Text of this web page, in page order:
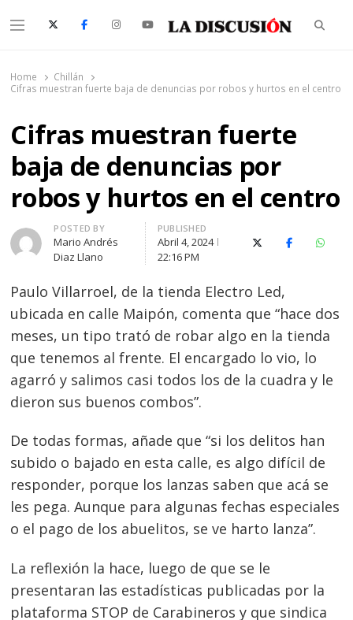
Menu
Home
Chillán
Cifras muestran fuerte baja de denuncias por robos y hurtos en el centro
Cifras muestran fuerte
baja de denuncias por
robos y hurtos en el centro
Author
POSTED BY
Mario Andrés
Diaz Llano
PUBLISHED
Abril 4, 2024
22:16 PM
X (Twitter)Facebook
Paulo Villarroel, de la tienda Electro Led,
ubicada en calle Maipón, comenta que “hace dos
meses, un tipo trató de robar algo en la tienda
que tenemos al frente. El encargado lo vio, lo
agarró y salimos casi todos los de la cuadra y le
dieron sus buenos combos”.
De todas formas, añade que “si los delitos han
subido o bajado en esta calle, es algo difícil de
responder, porque los lanzas saben que acá se
les pega. Aunque para algunas fechas especiales
o el pago de los abuelitos, se ve harto lanza”.
La reflexión la hace, luego de que se le
presentaran las estadísticas publicadas por la
plataforma STOP de Carabineros y que sindica